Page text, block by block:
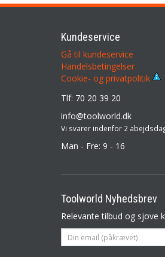
Kundeservice
Gå til kundeservice
Handelsbetingelser
Cookie- og privatpolitik
Tlf: 70 20 39 20
info@toolworld.dk
Vi svarer indenfor 2
Man - Fre: 9 - 16
Toolworld Nyhedsbrev
Relevante tilbud og sjove